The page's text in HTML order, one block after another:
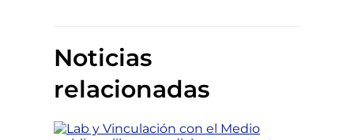
Noticias
relacionadas